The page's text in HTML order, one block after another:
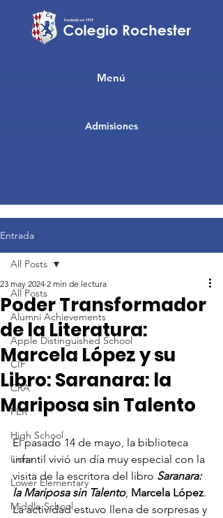
Admisiones
Menú
Entrada
All Posts
Alumni Achievements
Apple Distinguished School
CIF
CRA
FER
High School
Lions
Lower Elementary
Middle School
All Posts
Poder Transformador
de la Literatura:
Marcela López y su
Libro: Saranara: la
Mariposa sin Talento
23 may 2024 2 min de lectura
El pasado 14 de mayo, la biblioteca
infantil vivió un día muy especial con la
visita de la escritora del libro Saranara:
la Mariposa sin Talento, Marcela López.
La actividad estuvo llena de sorpresas y